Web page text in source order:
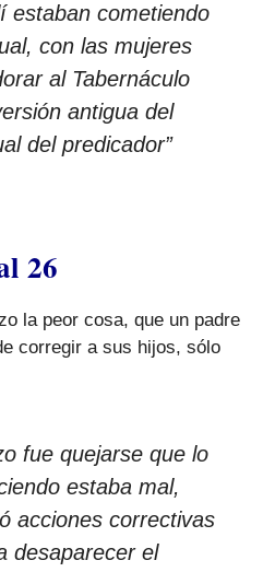
estaban cometiendo
con las mujeres
al Tabernáculo
antigua del
del predicador”
26
la peor cosa, que un padre
corregir a sus hijos, sólo
fue quejarse que lo
estaba mal,
acciones correctivas
desaparecer el